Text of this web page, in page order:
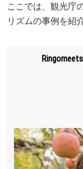
ここでは、観光庁
リズムの事例を紹